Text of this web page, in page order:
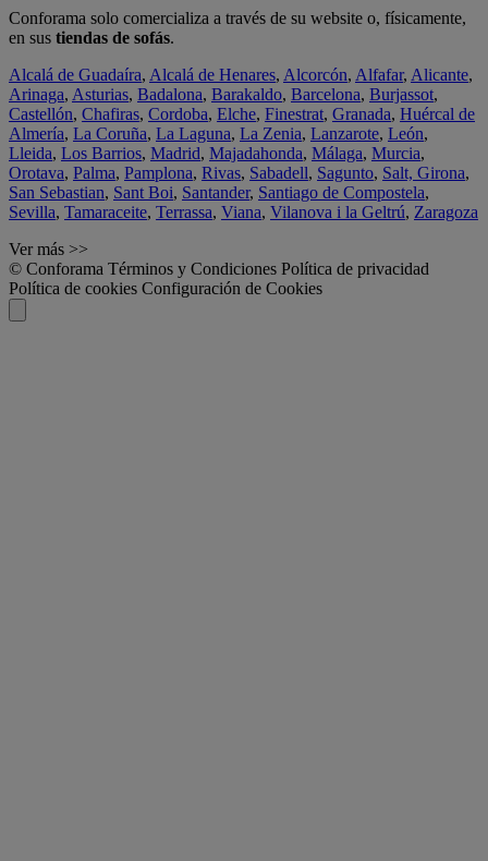
Conforama solo comercializa a través de su website o, físicamente,
en sus tiendas de sofás.
Alcalá de Guadaíra, Alcalá de Henares, Alcorcón, Alfafar, Alicante,
Arinaga, Asturias, Badalona, Barakaldo, Barcelona, Burjassot,
Castellón, Chafiras, Cordoba, Elche, Finestrat, Granada, Huércal de
Almería, La Coruña, La Laguna, La Zenia, Lanzarote, León,
Lleida, Los Barrios, Madrid, Majadahonda, Málaga, Murcia,
Orotava, Palma, Pamplona, Rivas, Sabadell, Sagunto, Salt, Girona,
San Sebastian, Sant Boi, Santander, Santiago de Compostela,
Sevilla, Tamaraceite, Terrassa, Viana, Vilanova i la Geltrú, Zaragoza
Ver más >>
© Conforama Términos y Condiciones Política de privacidad
Política de cookies Configuración de Cookies